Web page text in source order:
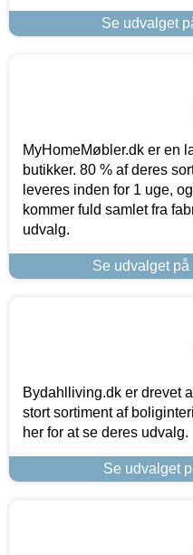
Se udvalget
MyHomeMøbler.dk er en
butikker. 80 % af deres
leveres inden for 1 uge,
kommer fuld samlet fra
udvalg.
Se udvalget
Bydahlliving.dk er drevet
stort sortiment af
her for at se deres udvalg.
Se udvalget